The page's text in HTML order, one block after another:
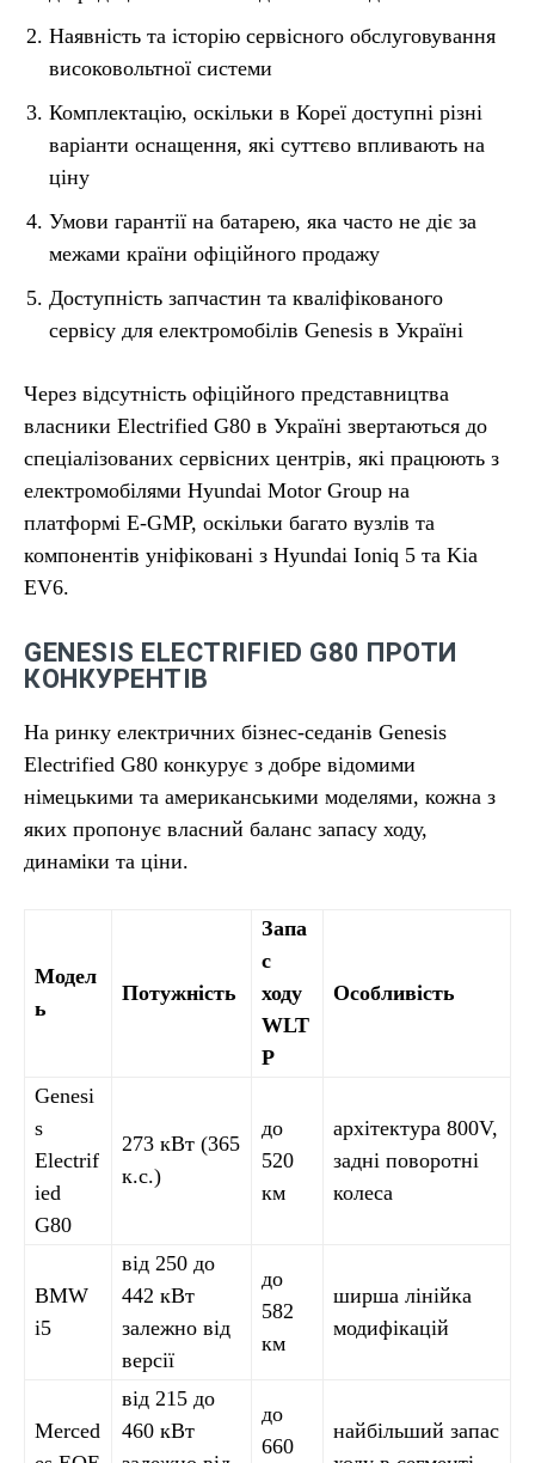
Наявність та історію сервісного обслуговування
високовольтної системи
Комплектацію, оскільки в Кореї доступні різні
варіанти оснащення, які суттєво впливають на
ціну
Умови гарантії на батарею, яка часто не діє за
межами країни офіційного продажу
Доступність запчастин та кваліфікованого
сервісу для електромобілів Genesis в Україні
Через відсутність офіційного представництва
власники Electrified G80 в Україні звертаються до
спеціалізованих сервісних центрів, які працюють з
електромобілями Hyundai Motor Group на
платформі E-GMP, оскільки багато вузлів та
компонентів уніфіковані з Hyundai Ioniq 5 та Kia
EV6.
GENESIS ELECTRIFIED G80 ПРОТИ
КОНКУРЕНТІВ
На ринку електричних бізнес-седанів Genesis
Electrified G80 конкурує з добре відомими
німецькими та американськими моделями, кожна з
яких пропонує власний баланс запасу ходу,
динаміки та ціни.
Модел
ь
Потужність
Запа
с
ходу
WLT
P
Особливість
Genesi
s
Electrif
ied
G80
273 кВт (365
к.с.)
до
520
км
архітектура 800V,
задні поворотні
колеса
BMW
i5
від 250 до
442 кВт
залежно від
версії
до
582
км
ширша лінійка
модифікацій
Merced
від 215 до
460 кВт
до
660
найбільший запас